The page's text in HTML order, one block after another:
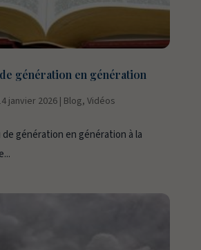
génération en génération
janvier 2026| Blog, Vidéos
génération en génération à la